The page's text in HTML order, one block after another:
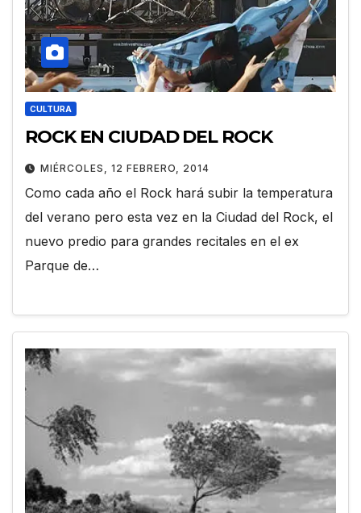
CULTURA
ROCK EN CIUDAD DEL ROCK
MIÉRCOLES, 12 FEBRERO, 2014
Como cada año el Rock hará subir la temperatura
del verano pero esta vez en la Ciudad del Rock, el
nuevo predio para grandes recitales en el ex
Parque de…